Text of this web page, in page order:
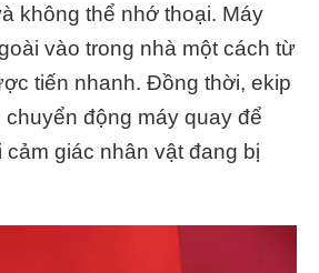
không thể nhớ thoại. Máy
vào trong nhà một cách từ
tiến nhanh. Đồng thời, ekip
chuyển động máy quay để
cảm giác nhân vật đang bị